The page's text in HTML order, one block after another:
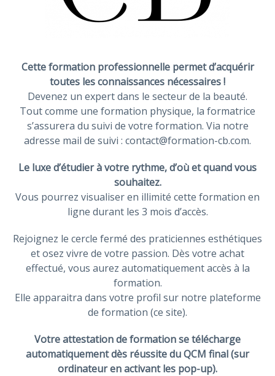
Cette formation professionnelle permet d’acquérir
toutes les connaissances nécessaires !
Devenez un expert dans le secteur de la beauté.
Tout comme une formation physique, la formatrice
s’assurera du suivi de votre formation. Via notre
adresse mail de suivi : contact@formation-cb.com.
Le luxe d’étudier à votre rythme, d’où et quand vous
souhaitez.
Vous pourrez visualiser en illimité cette formation en
ligne durant les 3 mois d’accès.
Rejoignez le cercle fermé des praticiennes esthétiques
et osez vivre de votre passion. Dès votre achat
effectué, vous aurez automatiquement accès à la
formation.
Elle apparaitra dans votre profil sur notre plateforme
de formation (ce site).
Votre attestation de formation se télécharge
automatiquement dès réussite du QCM final (sur
ordinateur en activant les pop-up).